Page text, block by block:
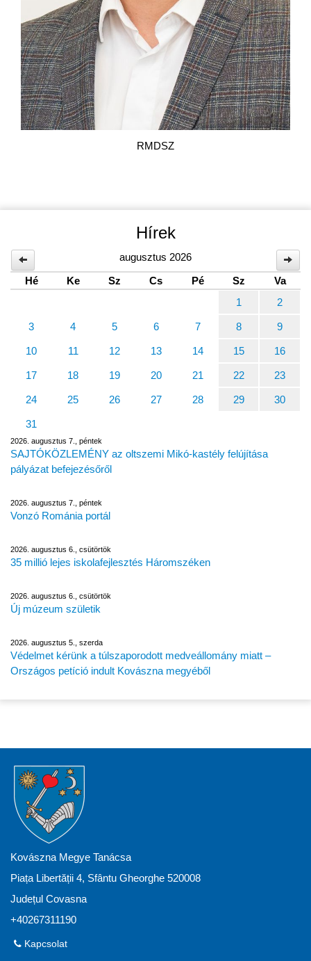
RMDSZ
Hírek
augusztus 2026
Hé
Ke Sz Cs Pé Sz
Va
1
2
3 4 5 6 7 8 9
10 11 12 13 14 15 16
17 18 19 20 21 22 23
24 25 26 27 28 29 30
31
2026. augusztus 7., péntek
SAJTÓKÖZLEMÉNY az oltszemi Mikó-kastély felújítása
pályázat befejezésőről
2026. augusztus 7., péntek
Vonzó Románia portál
2026. augusztus 6., csütörtök
35 millió lejes iskolafejlesztés Háromszéken
2026. augusztus 6., csütörtök
Új múzeum születik
2026. augusztus 5., szerda
Védelmet kérünk a túlszaporodott medveállomány miatt –
Országos petíció indult Kovászna megyéből
Kovászna Megye Tanácsa
Piața Libertății 4, Sfântu Gheorghe 520008
Județul Covasna
+40267311190
Kapcsolat